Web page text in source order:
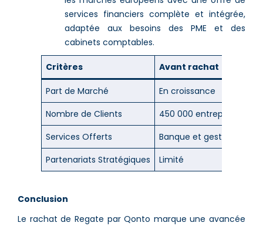
services financiers complète et intégrée,
adaptée aux besoins des PME et des
cabinets comptables.
Critères Avant rachat
Part de Marché
En croissance
Nombre de Clients
450 000 entreprises
Services Offerts
Banque et gestion
Partenariats Stratégiques
Limité
Conclusion
Le rachat de Regate par Qonto marque une avancée